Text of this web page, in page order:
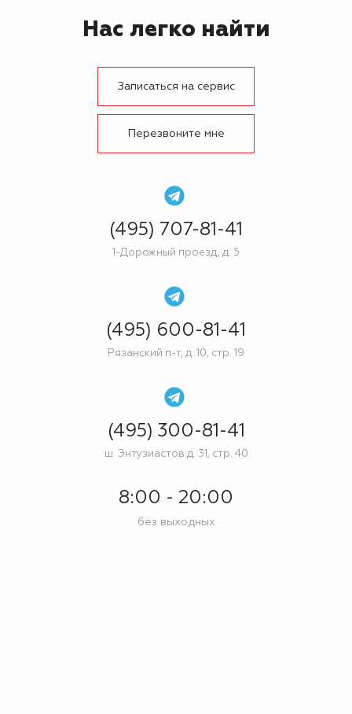
Нас легко найти
Записаться на сервис
Перезвоните мне
(495) 707-81-41
1-Дорожный проезд, д. 5
(495) 600-81-41
Рязанский п-т, д. 10, стр. 19
(495) 300-81-41
ш. Энтузиастов д. 31, стр. 40
8:00 - 20:00
без выходных